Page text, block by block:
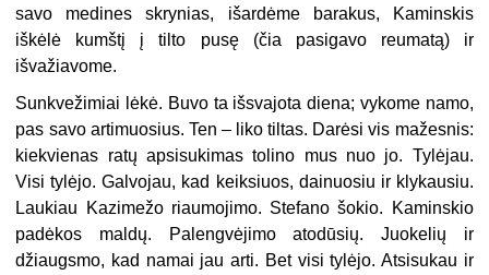
savo medines skrynias, išardėme barakus, Kaminskis
iškėlė kumštį į tilto pusę (čia pasigavo reumatą) ir
išvažiavome.
Sunkvežimiai lėkė. Buvo ta išsvajota diena; vykome namo,
pas savo artimuosius. Ten – liko tiltas. Darėsi vis mažesnis:
kiekvienas ratų apsisukimas tolino mus nuo jo. Tylėjau.
Visi tylėjo. Galvojau, kad keiksiuos, dainuosiu ir klykausiu.
Laukiau Kazimežo riaumojimo. Stefano šokio. Kaminskio
padėkos maldų. Palengvėjimo atodūsių. Juokelių ir
džiaugsmo, kad namai jau arti. Bet visi tylėjo. Atsisukau ir